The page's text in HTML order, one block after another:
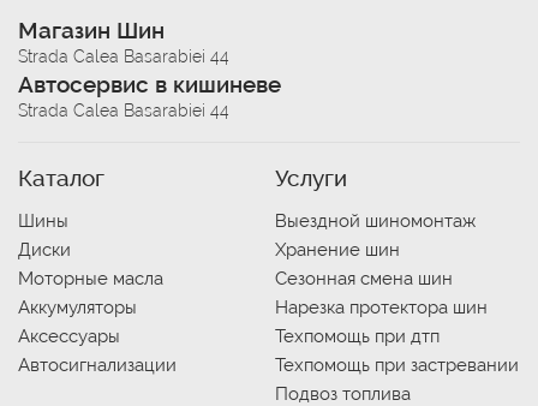
Магазин Шин
Strada Calea Basarabiei 44
Автосервис в кишиневе
Strada Calea Basarabiei 44
Каталог
Шины
Диски
Моторные масла
Аккумуляторы
Аксессуары
Автосигнализации
Услуги
Выездной шиномонтаж
Хранение шин
Сезонная смена шин
Нарезка протектора шин
Техпомощь при дтп
Техпомощь при застревании
Подвоз топлива